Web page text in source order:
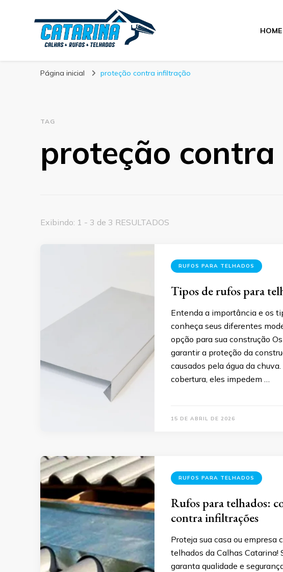
Blog Calhas Catarina
HOME
Página inicial proteção contra infiltração
TAG
proteção
Exibindo: 1 - 3 de 3 RESULTADOS
RUFOS PARA TELHADOS
Tipos de rufos para
Entenda a importância e os
conheça seus diferentes
opção para sua construção
garantir a proteção da
causados pela água da
cobertura, eles impedem …
15 DE ABRIL DE 2026
RUFOS PARA TELHADOS
Rufos para telhados:
contra infiltrações
Proteja sua casa ou empresa
telhados da Calhas Catarina!
garanta qualidade e